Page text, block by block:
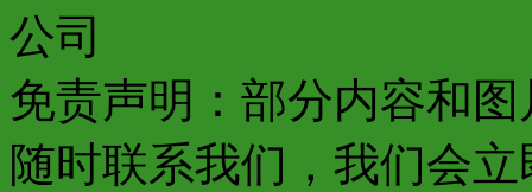
公司
免责声明：部分内容和
随时联系我们，我们会